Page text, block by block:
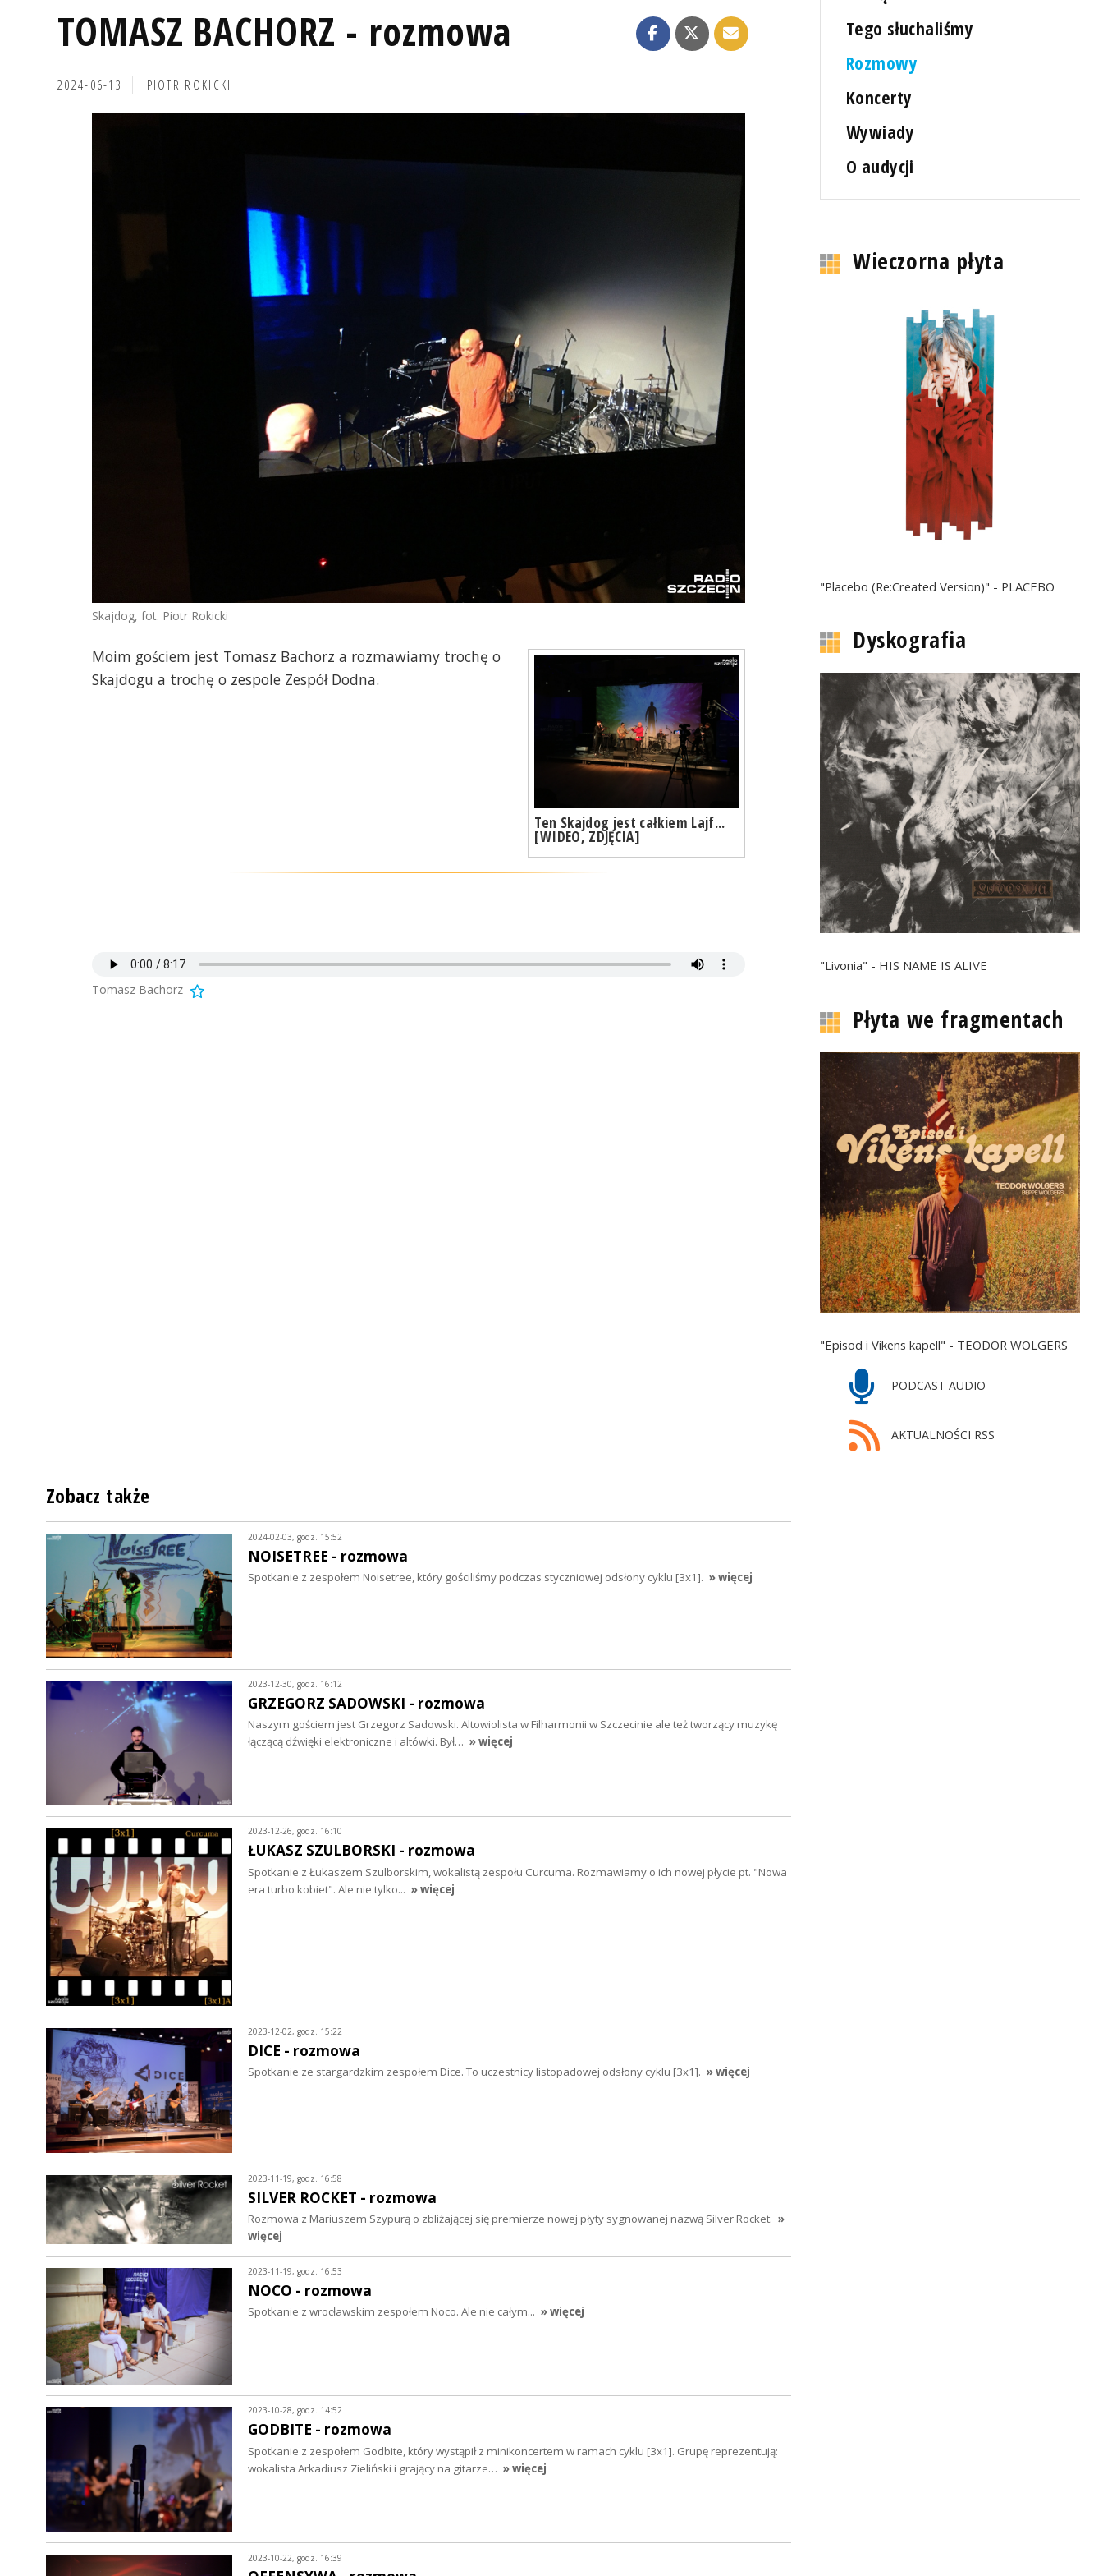
TOMASZ BACHORZ - rozmowa
2024-06-13 PIOTR ROKICKI
Skajdog, fot. Piotr Rokicki
Ten Skajdog jest całkiem Lajf...
[WIDEO, ZDJĘCIA]
Moim gościem jest Tomasz Bachorz a rozmawiamy trochę o
Skajdogu a trochę o zespole Zespół Dodna.
Tomasz Bachorz
Tego słuchaliśmy
Rozmowy
Koncerty
Wywiady
O audycji
Wieczorna płyta
"Placebo (Re:Created Version)" - PLACEBO
Dyskografia
"Livonia" - HIS NAME IS ALIVE
Płyta we fragmentach
"Episod i Vikens kapell" - TEODOR WOLGERS
PODCAST AUDIO
AKTUALNOŚCI RSS
Zobacz także
2024-02-03, godz. 15:52
NOISETREE - rozmowa
Spotkanie z zespołem Noisetree, który gościliśmy podczas styczniowej odsłony cyklu [3x1]. » więcej
2023-12-30, godz. 16:12
GRZEGORZ SADOWSKI - rozmowa
Naszym gościem jest Grzegorz Sadowski. Altowiolista w Filharmonii w Szczecinie ale też tworzący muzykę
łączącą dźwięki elektroniczne i altówki. Był… » więcej
2023-12-26, godz. 16:10
ŁUKASZ SZULBORSKI - rozmowa
Spotkanie z Łukaszem Szulborskim, wokalistą zespołu Curcuma. Rozmawiamy o ich nowej płycie pt. "Nowa
era turbo kobiet". Ale nie tylko... » więcej
2023-12-02, godz. 15:22
DICE - rozmowa
Spotkanie ze stargardzkim zespołem Dice. To uczestnicy listopadowej odsłony cyklu [3x1]. » więcej
2023-11-19, godz. 16:58
SILVER ROCKET - rozmowa
Rozmowa z Mariuszem Szypurą o zbliżającej się premierze nowej płyty sygnowanej nazwą Silver Rocket. »
więcej
2023-11-19, godz. 16:53
NOCO - rozmowa
Spotkanie z wrocławskim zespołem Noco. Ale nie całym... » więcej
2023-10-28, godz. 14:52
GODBITE - rozmowa
Spotkanie z zespołem Godbite, który wystąpił z minikoncertem w ramach cyklu [3x1]. Grupę reprezentują:
wokalista Arkadiusz Zieliński i grający na gitarze… » więcej
2023-10-22, godz. 16:39